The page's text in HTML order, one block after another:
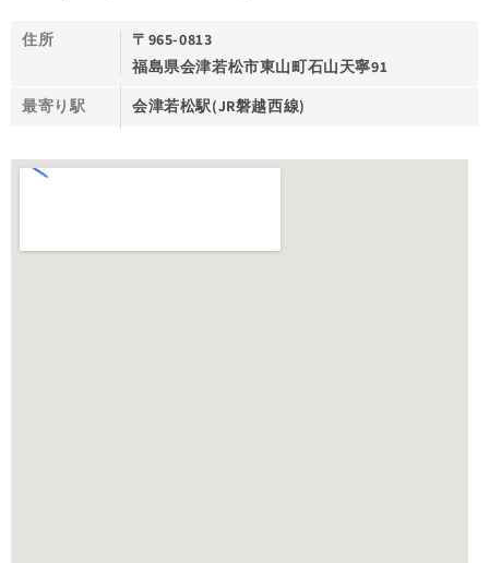
住所
〒965-0813
福島県会津若松市東山町石山天寧91
最寄り駅
会津若松駅(JR磐越西線)